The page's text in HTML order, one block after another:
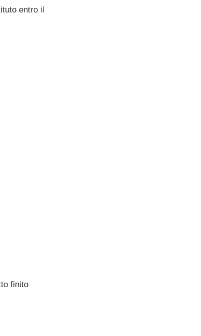
entro il
finito